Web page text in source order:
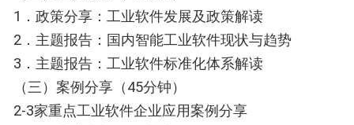
1．政策分享：工业软件发展及政策解读
2．主题报告：国内智能工业软件现状与趋势
3．主题报告：工业软件标准化体系解读
（三）案例分享（45分钟）
2-3家重点工业软件企业应用案例分享